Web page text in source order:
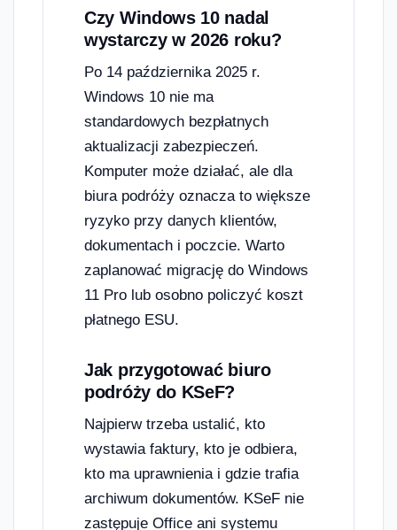
Czy Windows 10 nadal
wystarczy w 2026 roku?
Po 14 października 2025 r.
Windows 10 nie ma
standardowych bezpłatnych
aktualizacji zabezpieczeń.
Komputer może działać, ale dla
biura podróży oznacza to większe
ryzyko przy danych klientów,
dokumentach i poczcie. Warto
zaplanować migrację do Windows
11 Pro lub osobno policzyć koszt
płatnego ESU.
Jak przygotować biuro
podróży do KSeF?
Najpierw trzeba ustalić, kto
wystawia faktury, kto je odbiera,
kto ma uprawnienia i gdzie trafia
archiwum dokumentów. KSeF nie
zastępuje Office ani systemu